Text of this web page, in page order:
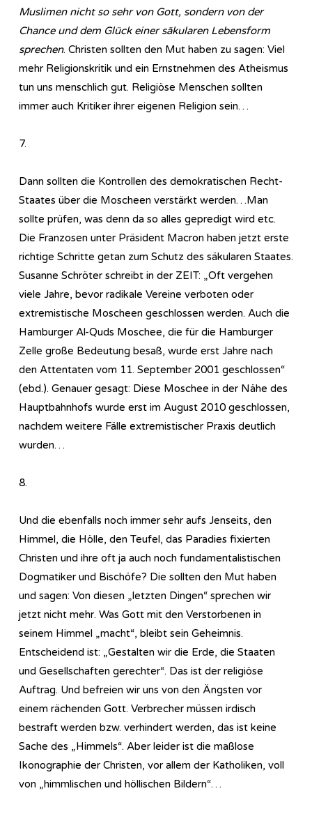
Muslimen nicht so sehr von Gott, sondern von der
Chance und dem Glück einer säkularen Lebensform
sprechen. Christen sollten den Mut haben zu sagen: Viel
mehr Religionskritik und ein Ernstnehmen des Atheismus
tun uns menschlich gut. Religiöse Menschen sollten
immer auch Kritiker ihrer eigenen Religion sein…
7.
Dann sollten die Kontrollen des demokratischen Recht-
Staates über die Moscheen verstärkt werden…Man
sollte prüfen, was denn da so alles gepredigt wird etc.
Die Franzosen unter Präsident Macron haben jetzt erste
richtige Schritte getan zum Schutz des säkularen Staates.
Susanne Schröter schreibt in der ZEIT: „Oft vergehen
viele Jahre, bevor radikale Vereine verboten oder
extremistische Moscheen geschlossen werden. Auch die
Hamburger Al-Quds Moschee, die für die Hamburger
Zelle große Bedeutung besaß, wurde erst Jahre nach
den Attentaten vom 11. September 2001 geschlossen“
(ebd.). Genauer gesagt: Diese Moschee in der Nähe des
Hauptbahnhofs wurde erst im August 2010 geschlossen,
nachdem weitere Fälle extremistischer Praxis deutlich
wurden…
8.
Und die ebenfalls noch immer sehr aufs Jenseits, den
Himmel, die Hölle, den Teufel, das Paradies fixierten
Christen und ihre oft ja auch noch fundamentalistischen
Dogmatiker und Bischöfe? Die sollten den Mut haben
und sagen: Von diesen „letzten Dingen“ sprechen wir
jetzt nicht mehr. Was Gott mit den Verstorbenen in
seinem Himmel „macht“, bleibt sein Geheimnis.
Entscheidend ist: „Gestalten wir die Erde, die Staaten
und Gesellschaften gerechter“. Das ist der religiöse
Auftrag. Und befreien wir uns von den Ängsten vor
einem rächenden Gott. Verbrecher müssen irdisch
bestraft werden bzw. verhindert werden, das ist keine
Sache des „Himmels“. Aber leider ist die maßlose
Ikonographie der Christen, vor allem der Katholiken, voll
von „himmlischen und höllischen Bildern“…